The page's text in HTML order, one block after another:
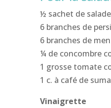
½ sachet de
6 branches de
6 branches de
¼ de concombre
1 grosse tomate
1 c. à café de
Vinaigrette